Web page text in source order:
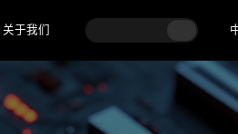
关于我们